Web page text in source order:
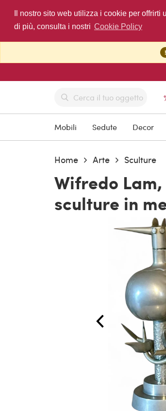
Il nostro sito web utilizza i cookie per
di più, consulta i nostri Cookie Policy
!
Mobili Sedute Decor
Home Arte Sculture
Wifredo
sculture in